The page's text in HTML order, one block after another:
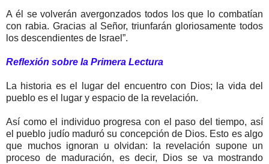
A él se volverán avergonzados todos los que lo combatían
con rabia. Gracias al Señor, triunfarán gloriosamente todos
los descendientes de Israel”.
Reflexión sobre la Primera Lectura
La historia es el lugar del encuentro con Dios; la vida del
pueblo es el lugar y espacio de la revelación.
Así como el individuo progresa con el paso del tiempo, así
el pueblo judío maduró su concepción de Dios. Esto es algo
que muchos ignoran u olvidan: la revelación supone un
proceso de maduración, es decir, Dios se va mostrando